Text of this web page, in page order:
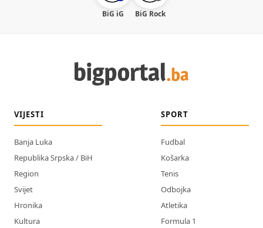
BiG iG BiG Rock
VIJESTI
Banja Luka
Republika Srpska / BiH
Region
Svijet
Hronika
Kultura
SPORT
Fudbal
Košarka
Tenis
Odbojka
Atletika
Formula 1